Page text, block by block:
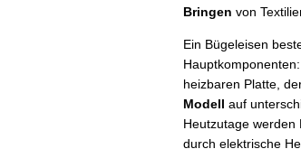
Bringen von
Ein Bügeleisen
heizbaren Platte,
Modell auf
Heutzutage werden
durch elektrische